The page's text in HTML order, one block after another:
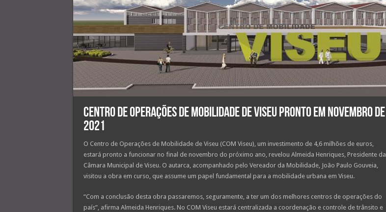
Centro de Operações de Mobilidade de Viseu pronto em novembro de
2021
O Centro de Operações de Mobilidade de Viseu (COM Viseu), um investimento de 4,6 milhões de euros,
estará pronto a funcionar no final de novembro do próximo ano, revelou Almeida Henriques, Presidente da
Câmara Municipal de Viseu. O autarca, acompanhado pelo Vereador da Mobilidade, João Paulo Gouveia,
visitou a obra em curso, que assume um papel fundamental para a mobilidade urbana em Viseu.
“Com a conclusão desta obra passaremos, seguramente, a ter um dos melhores centros de operações do
país”, afirma Almeida Henriques. No COM Viseu estará centralizada a coordenação e controle de trânsito e